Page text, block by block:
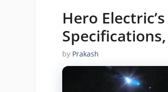
Hero
by Prakash